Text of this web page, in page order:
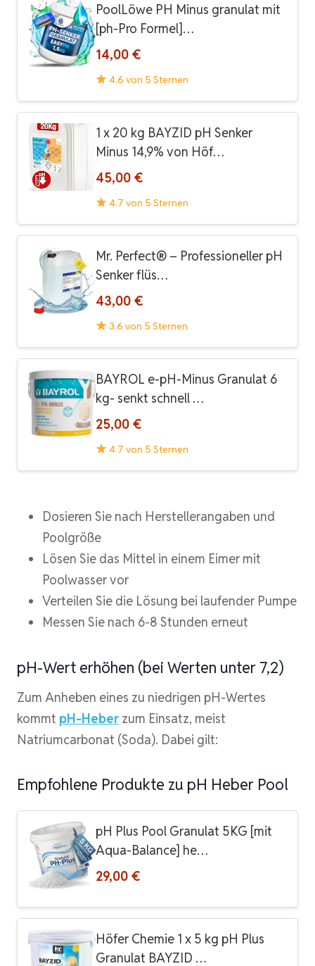
PoolLöwe PH Minus granulat mit
[ph-Pro Formel]…
14,00 €
4.6 von 5 Sternen
1 x 20 kg BAYZID pH Senker
Minus 14,9% von Höf…
45,00 €
4.7 von 5 Sternen
Mr. Perfect® – Professioneller pH
Senker flüs…
43,00 €
3.6 von 5 Sternen
BAYROL e-pH-Minus Granulat 6
kg- senkt schnell …
25,00 €
4.7 von 5 Sternen
Dosieren Sie nach Herstellerangaben und
Poolgröße
Lösen Sie das Mittel in einem Eimer mit
Poolwasser vor
Verteilen Sie die Lösung bei laufender Pumpe
Messen Sie nach 6-8 Stunden erneut
pH-Wert erhöhen (bei Werten unter 7,2)
Zum Anheben eines zu niedrigen pH-Wertes
kommt pH-Heber zum Einsatz, meist
Natriumcarbonat (Soda). Dabei gilt:
Empfohlene Produkte zu pH Heber Pool
pH Plus Pool Granulat 5KG [mit
Aqua-Balance] he…
29,00 €
Höfer Chemie 1 x 5 kg pH Plus
Granulat BAYZID …